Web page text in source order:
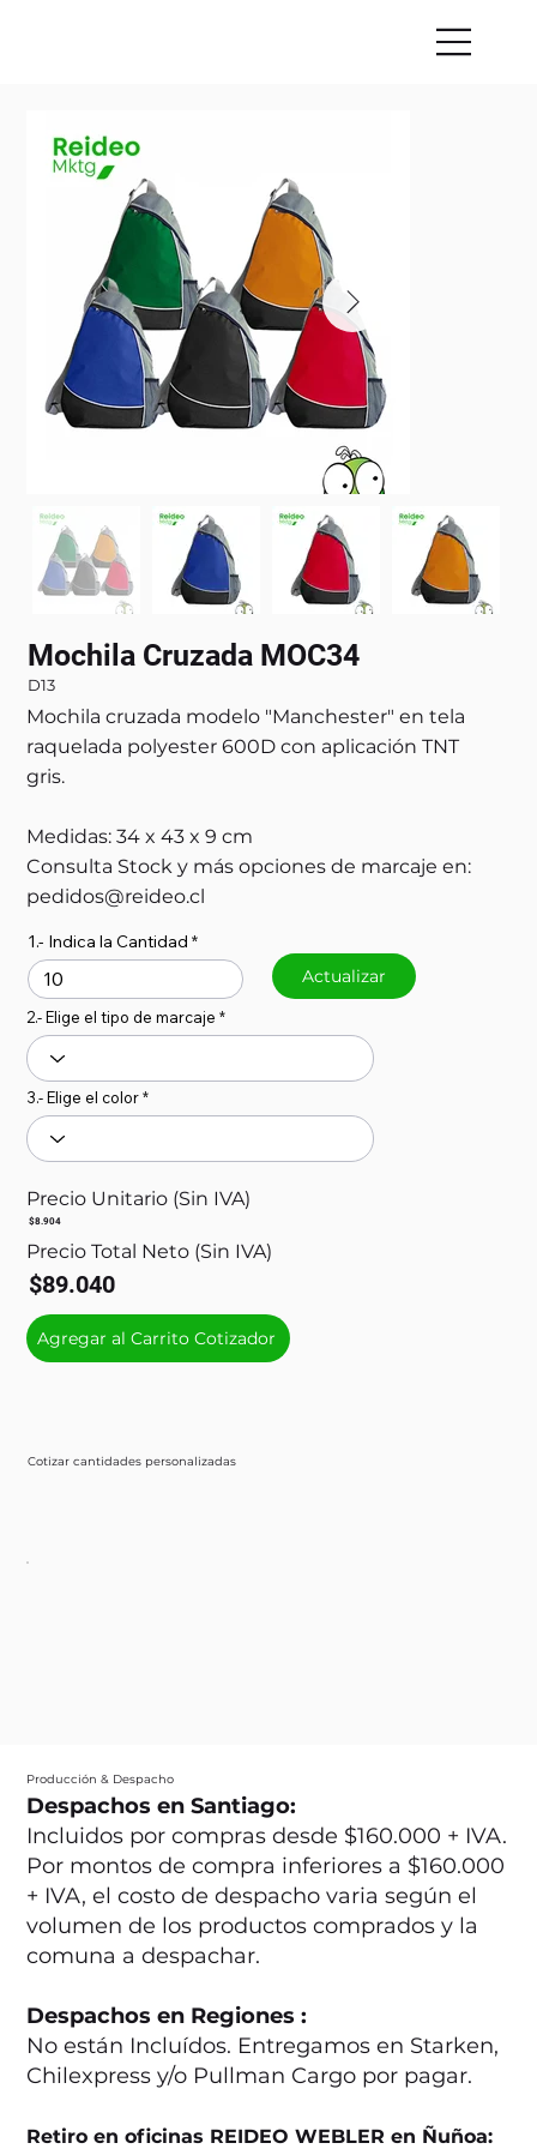
Mochila Cruzada MOC34
D13
Mochila cruzada modelo "Manchester" en tela
raquelada polyester 600D con aplicación TNT
gris.
Medidas: 34 x 43 x 9 cm
Consulta Stock y más opciones de marcaje en:
pedidos@reideo.cl
Cotizar cantidades personalizadas
1.- Indica la Cantidad
Actualizar
2.- Elige el tipo de marcaje
3.- Elige el color
Precio Unitario (Sin IVA)
$8.904
Precio Total Neto (Sin IVA)
$89.040
Agregar al Carrito Cotizador
Producción & Despacho
Despachos en Santiago:
Incluidos por compras desde $160.000 + IVA.
Por montos de compra inferiores a $160.000
+ IVA, el costo de despacho varia según el
volumen de los productos comprados y la
comuna a despachar.
Despachos en Regiones :
No están Incluídos. Entregamos en Starken,
Chilexpress y/o Pullman Cargo por pagar.
Retiro en oficinas REIDEO WEBLER en Ñuñoa: